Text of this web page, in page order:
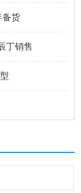
备货
丁销售